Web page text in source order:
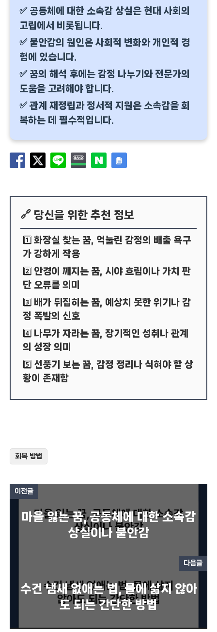
✅ 공동체에 대한 소속감 상실은 현대 사회의
고립에서 비롯됩니다.
✅ 불안감의 원인은 사회적 변화와 개인적 경
험에 있습니다.
✅ 꿈의 해석 후에는 감정 나누기와 전문가의
도움을 고려해야 합니다.
✅ 관계 재정립과 정서적 지원은 소속감을 회
복하는 데 필수적입니다.
🔗 당신을 위한 추천 정보
1️⃣ 화장실 찾는 꿈, 억눌린 감정의 배출 욕구
가 강하게 작용
2️⃣ 안경이 깨지는 꿈, 시야 흐림이나 가치 판
단 오류를 의미
3️⃣
배가 뒤집히는 꿈, 예상치 못한 위기나 감
정 폭발의 신호
4️⃣
나무가 자라는 꿈, 장기적인 성취나 관계
의 성장 의미
5️⃣ 선풍기 보는 꿈, 감정 정리나 식혀야 할 상
황이 존재함
회복 방법
이전글
마을 잃는 꿈, 공동체에 대한 소속감
상실이나 불안감
다음글
수건 냄새 없애는 법, 물에 삶지 않아
도 되는 간단한 방법